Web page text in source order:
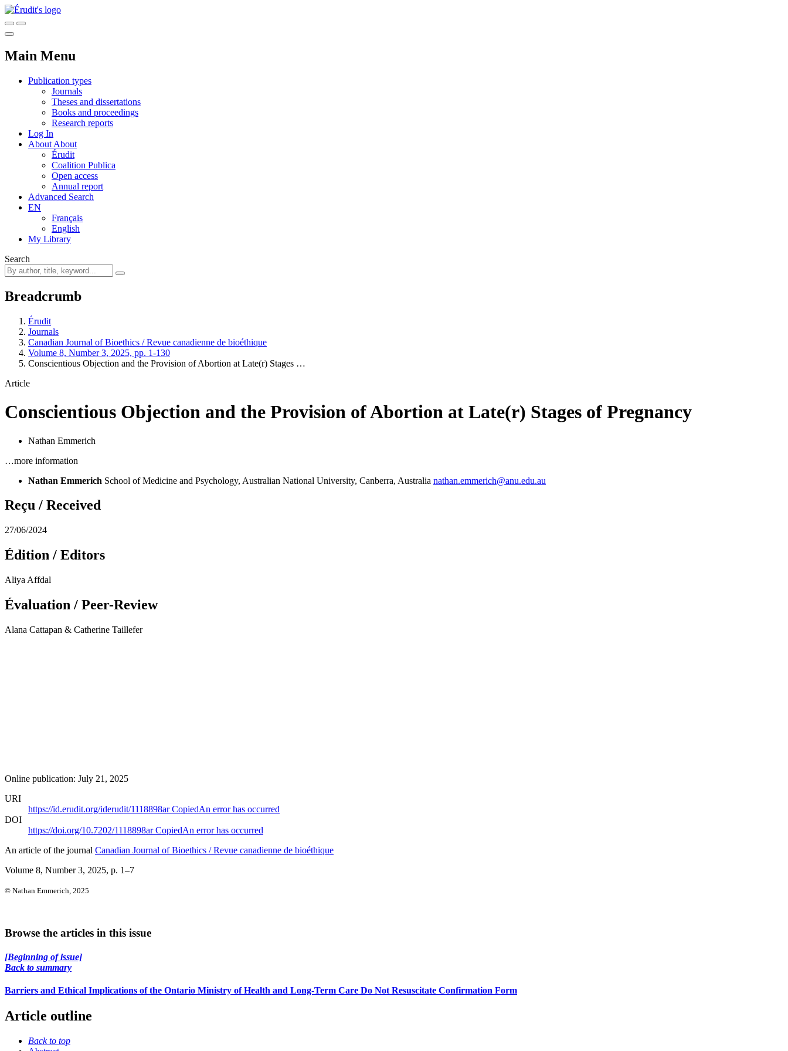
Main Menu
Publication types
Journals
Theses and dissertations
Books and proceedings
Research reports
Log In
About About
Érudit
Coalition Publica
Open access
Annual report
Advanced Search
EN
Français
English
My Library
Search
Breadcrumb
Érudit
Journals
Canadian Journal of Bioethics / Revue canadienne de bioéthique
Volume 8, Number 3, 2025, pp. 1-130
Conscientious Objection and the Provision of Abortion at Late(r) Stages …
Article
Conscientious Objection and the Provision of Abortion at Late(r) Stages of Pregnancy
Nathan Emmerich
…more information
Nathan Emmerich School of Medicine and Psychology, Australian National University, Canberra, Australia nathan.emmerich@anu.edu.au
Reçu / Received
27/06/2024
Édition / Editors
Aliya Affdal
Évaluation / Peer-Review
Alana Cattapan & Catherine Taillefer
Online publication: July 21, 2025
URI
https://id.erudit.org/iderudit/1118898arCopiedAn error has occurred
DOI
https://doi.org/10.7202/1118898arCopiedAn error has occurred
An article of the journal Canadian Journal of Bioethics / Revue canadienne de bioéthique
Volume 8, Number 3, 2025, p. 1–7
© Nathan Emmerich, 2025
Browse the articles in this issue
[Beginning of issue]
Back to summary
Barriers and Ethical Implications of the Ontario Ministry of Health and Long-Term Care Do Not Resuscitate Confirmation Form
Article outline
Back to top